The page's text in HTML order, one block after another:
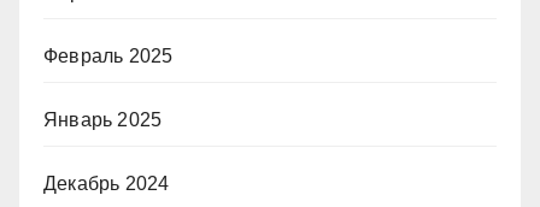
Февраль 2025
Январь 2025
Декабрь 2024